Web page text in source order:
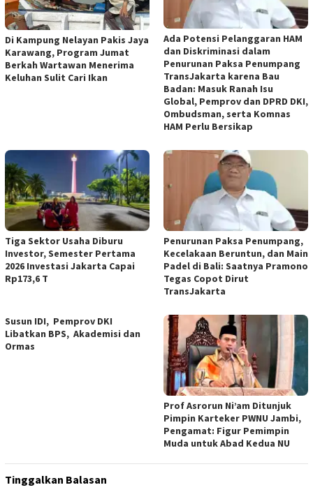
Di Kampung Nelayan Pakis Jaya
Karawang, Program Jumat
Berkah Wartawan Menerima
Keluhan Sulit Cari Ikan
Ada Potensi Pelanggaran HAM
dan Diskriminasi dalam
Penurunan Paksa Penumpang
TransJakarta karena Bau
Badan: Masuk Ranah Isu
Global, Pemprov dan DPRD DKI,
Ombudsman, serta Komnas
HAM Perlu Bersikap
Tiga Sektor Usaha Diburu
Investor, Semester Pertama
2026 Investasi Jakarta Capai
Rp173,6 T
Penurunan Paksa Penumpang,
Kecelakaan Beruntun, dan Main
Padel di Bali: Saatnya Pramono
Tegas Copot Dirut
TransJakarta
Susun IDI, Pemprov DKI
Libatkan BPS, Akademisi dan
Ormas
Prof Asrorun Ni’am Ditunjuk
Pimpin Karteker PWNU Jambi,
Pengamat: Figur Pemimpin
Muda untuk Abad Kedua NU
Tinggalkan Balasan